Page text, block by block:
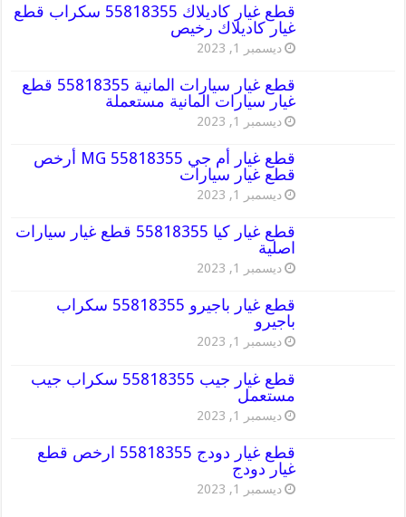
قطع غيار كاديلاك 55818355 سكراب قطع
غيار كاديلاك رخيص
ديسمبر 1, 2023
قطع غيار سيارات المانية 55818355 قطع
غيار سيارات المانية مستعملة
ديسمبر 1, 2023
قطع غيار أم جي MG 55818355 أرخص
قطع غيار سيارات
ديسمبر 1, 2023
قطع غيار كيا 55818355 قطع غيار سيارات
اصلية
ديسمبر 1, 2023
قطع غيار باجيرو 55818355 سكراب
باجيرو
ديسمبر 1, 2023
قطع غيار جيب 55818355 سكراب جيب
مستعمل
ديسمبر 1, 2023
قطع غيار دودج 55818355 ارخص قطع
غيار دودج
ديسمبر 1, 2023